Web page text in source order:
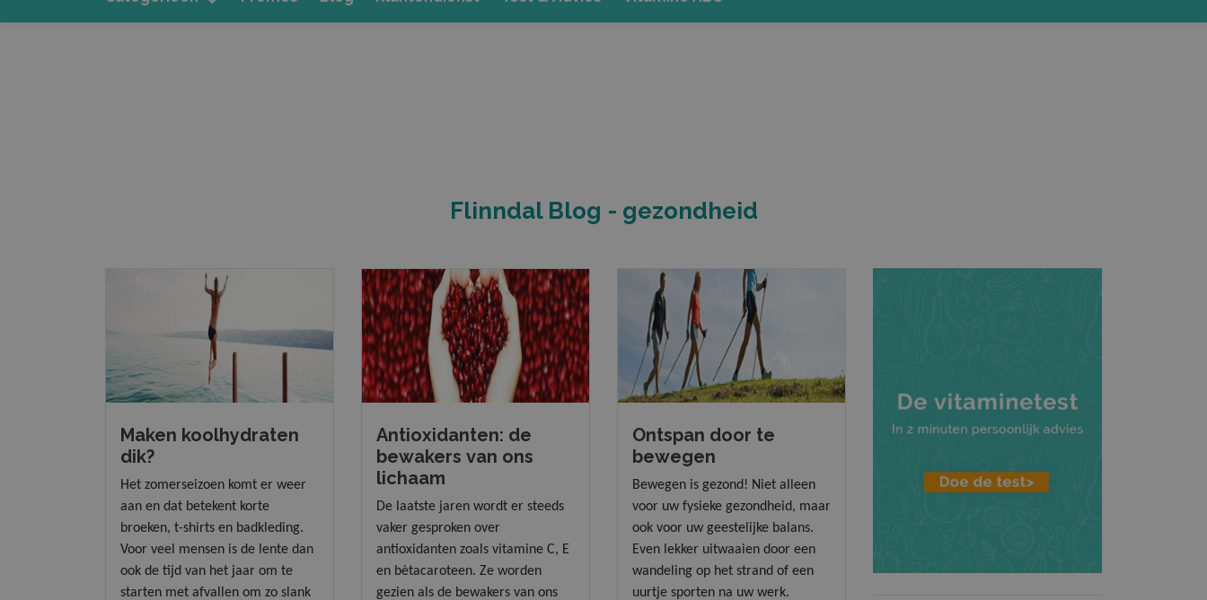
Flinndal Blog - gezondheid
Maken koolhydraten
dik?
Het zomerseizoen komt er weer
aan en dat betekent korte
broeken, t-shirts en badkleding.
Voor veel mensen is de lente dan
ook de tijd van het jaar om te
starten met afvallen om zo slank
Antioxidanten: de
bewakers van ons
lichaam
De laatste jaren wordt er steeds
vaker gesproken over
antioxidanten zoals vitamine C, E
en bètacaroteen. Ze worden
gezien als de bewakers van ons
Ontspan door te
bewegen
Bewegen is gezond! Niet alleen
voor uw fysieke gezondheid, maar
ook voor uw geestelijke balans.
Even lekker uitwaaien door een
wandeling op het strand of een
uurtje sporten na uw werk.
Opslaan
Andere klanten kochten ook: